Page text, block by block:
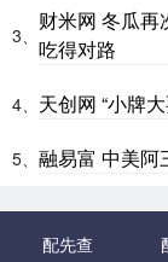
3、
财米网 冬瓜
吃得对路
4、 天创网 “小牌
5、 融易富 中美阿
配先查